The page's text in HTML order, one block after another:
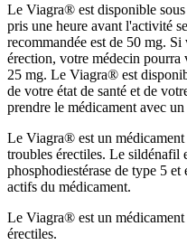
Le Viagra® est disponible
pris une heure avant l'activité
recommandée est de 50 mg.
érection, votre médecin pourra
25 mg. Le Viagra® est
de votre état de santé et de
prendre le médicament avec
Le Viagra® est un médicament
troubles érectiles. Le sildénafil
phosphodiestérase de type 5
actifs du médicament.
Le Viagra® est un
érectiles.